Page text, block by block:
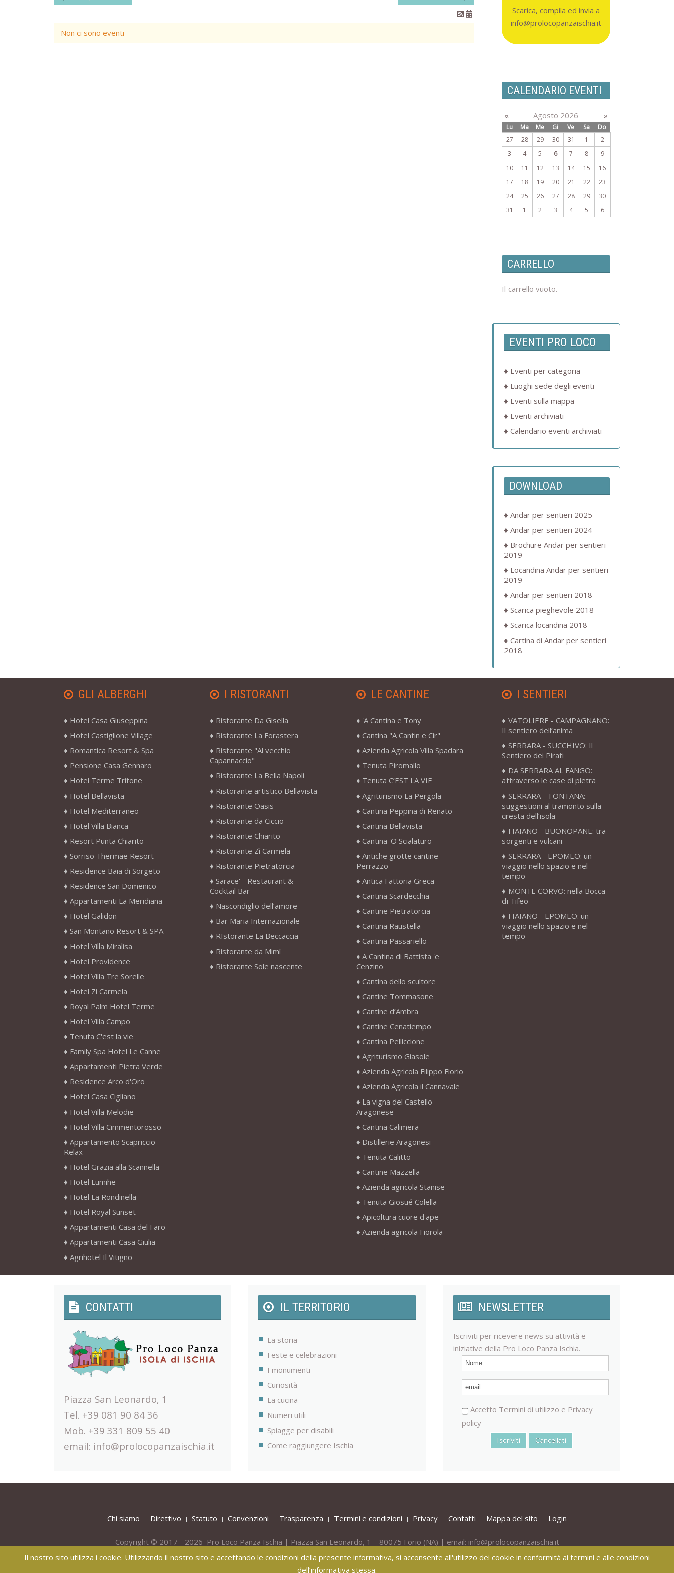
Non ci sono eventi
Scarica, compila ed invia a
info@prolocopanzaischia.it
CALENDARIO EVENTI
« Agosto 2026 »
Lu Ma Me Gi Ve Sa
Do
27
28 29 30 31 1
2
3
4 5 6 7 8
9
10
11 12 13 14 15
16
17
18 19 20 21 22
23
24
25 26 27 28 29
30
31
1 2 3 4 5 6
CARRELLO
Il carrello vuoto.
EVENTI PRO LOCO
Eventi per categoria
Luoghi sede degli eventi
Eventi sulla mappa
Eventi archiviati
Calendario eventi archiviati
DOWNLOAD
Andar per sentieri 2025
Andar per sentieri 2024
Brochure Andar per sentieri
2019
Locandina Andar per sentieri
2019
Andar per sentieri 2018
Scarica pieghevole 2018
Scarica locandina 2018
Cartina di Andar per sentieri
2018
GLI ALBERGHI
Hotel Casa Giuseppina
Hotel Castiglione Village
Romantica Resort & Spa
Pensione Casa Gennaro
Hotel Terme Tritone
Hotel Bellavista
Hotel Mediterraneo
Hotel Villa Bianca
Resort Punta Chiarito
Sorriso Thermae Resort
Residence Baia di Sorgeto
Residence San Domenico
Appartamenti La Meridiana
Hotel Galidon
San Montano Resort & SPA
Hotel Villa Miralisa
Hotel Providence
Hotel Villa Tre Sorelle
Hotel Zì Carmela
Royal Palm Hotel Terme
Hotel Villa Campo
Tenuta C'est la vie
Family Spa Hotel Le Canne
Appartamenti Pietra Verde
Residence Arco d'Oro
Hotel Casa Cigliano
Hotel Villa Melodie
Hotel Villa Cimmentorosso
Appartamento Scapriccio
Relax
Hotel Grazia alla Scannella
Hotel Lumihe
Hotel La Rondinella
Hotel Royal Sunset
Appartamenti Casa del Faro
Appartamenti Casa Giulia
Agrihotel Il Vitigno
I RISTORANTI
Ristorante Da Gisella
Ristorante La Forastera
Ristorante "Al vecchio
Capannaccio"
Ristorante La Bella Napoli
Ristorante artistico Bellavista
Ristorante Oasis
Ristorante da Ciccio
Ristorante Chiarito
Ristorante Zì Carmela
Ristorante Pietratorcia
Sarace' - Restaurant &
Cocktail Bar
Nascondiglio dell’amore
Bar Maria Internazionale
RIstorante La Beccaccia
Ristorante da Mimì
Ristorante Sole nascente
LE CANTINE
'A Cantina e Tony
Cantina "A Cantin e Cir"
Azienda Agricola Villa Spadara
Tenuta Piromallo
Tenuta C’EST LA VIE
Agriturismo La Pergola
Cantina Peppina di Renato
Cantina Bellavista
Cantina 'O Scialaturo
Antiche grotte cantine
Perrazzo
Antica Fattoria Greca
Cantina Scardecchia
Cantine Pietratorcia
Cantina Raustella
Cantina Passariello
A Cantina di Battista 'e
Cenzino
Cantina dello scultore
Cantine Tommasone
Cantine d’Ambra
Cantine Cenatiempo
Cantina Pelliccione
Agriturismo Giasole
Azienda Agricola Filippo Florio
Azienda Agricola il Cannavale
La vigna del Castello
Aragonese
Cantina Calimera
Distillerie Aragonesi
Tenuta Calitto
Cantine Mazzella
Azienda agricola Stanise
Tenuta Giosué Colella
Apicoltura cuore d'ape
Azienda agricola Fiorola
I SENTIERI
VATOLIERE - CAMPAGNANO:
Il sentiero dell’anima
SERRARA - SUCCHIVO: Il
Sentiero dei Pirati
DA SERRARA AL FANGO:
attraverso le case di pietra
SERRARA – FONTANA:
suggestioni al tramonto sulla
cresta dell’isola
FIAIANO - BUONOPANE: tra
sorgenti e vulcani
SERRARA - EPOMEO: un
viaggio nello spazio e nel
tempo
MONTE CORVO: nella Bocca
di Tifeo
FIAIANO - EPOMEO: un
viaggio nello spazio e nel
tempo
CONTATTI
Piazza San Leonardo, 1
Tel. +39 081 90 84 36
Mob. +39 331 809 55 40
email: info@prolocopanzaischia.it
IL TERRITORIO
La storia
Feste e celebrazioni
I monumenti
Curiosità
La cucina
Numeri utili
Spiagge per disabili
Come raggiungere Ischia
NEWSLETTER
Iscriviti per ricevere news su attività e
iniziative della Pro Loco Panza Ischia.
Accetto Termini di utilizzo e Privacy
policy
Chi siamo Direttivo Statuto Convenzioni Trasparenza Termini e condizioni Privacy Contatti Mappa del sito Login
Copyright © 2017 - 2026 Pro Loco Panza Ischia | Piazza San Leonardo, 1 – 80075 Forio (NA) | email: info@prolocopanzaischia.it
Tel.+39 081 908436 -Mob. +39 331 809 55 40
Il nostro sito utilizza i cookie. Utilizzando il nostro sito e accettando le condizioni della presente informativa, si acconsente all'utilizzo dei cookie in conformità ai termini e alle condizioni
dell’informativa stessa.